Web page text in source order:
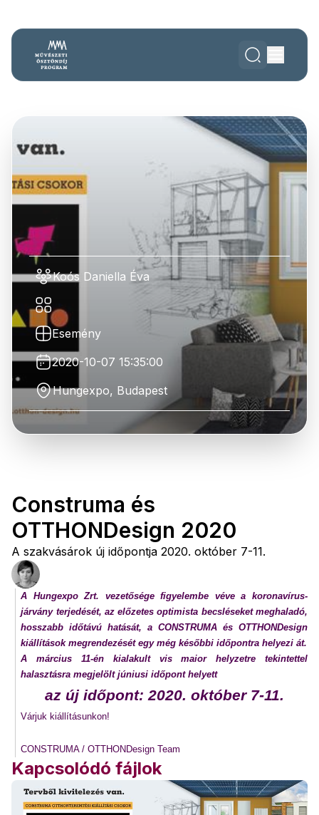
Koós Daniella Éva
Esemény
2020-10-07 15:35:00
Hungexpo, Budapest
Construma és
OTTHONDesign 2020
A szakvásárok új időpontja 2020. október 7-11.
A Hungexpo Zrt. vezetősége figyelembe véve a koronavírus-
járvány terjedését, az előzetes optimista becsléseket meghaladó,
hosszabb időtávú hatását, a CONSTRUMA és OTTHONDesign
kiállítások megrendezését egy még későbbi időpontra helyezi át.
A március 11-én kialakult vis maior helyzetre tekintettel
halasztásra megjelölt júniusi időpont helyett
az új időpont: 2020. október 7-11.
Várjuk kiállításunkon!
CONSTRUMA / OTTHONDesign Team
Kapcsolódó fájlok